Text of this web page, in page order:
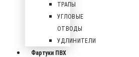
ТРАПЫ
УГЛОВЫЕ
ОТВОДЫ
УДЛИНИТЕЛИ
Фартуки ПВХ